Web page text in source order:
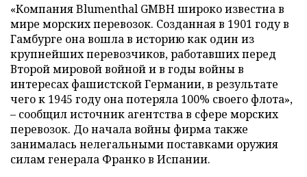
«Компания Blumenthal GMBH широко известна в
мире морских перевозок. Созданная в 1901 году в
Гамбурге она вошла в историю как один из
крупнейших перевозчиков, работавших перед
Второй мировой войной и в годы войны в
интересах фашистской Германии, в результате
чего к 1945 году она потеряла 100% своего флота»,
– сообщил источник агентства в сфере морских
перевозок. До начала войны фирма также
занималась нелегальными поставками оружия
силам генерала Франко в Испании.